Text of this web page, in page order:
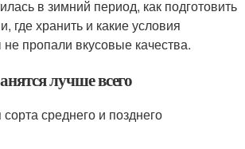
в зимний период, как подготовить
где хранить и какие условия
пропали вкусовые качества.
лучше всего
среднего и позднего